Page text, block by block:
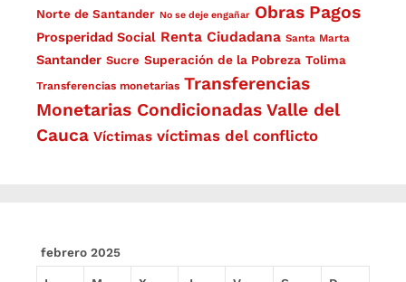
Norte de Santander No se deje engañar Obras Pagos
Prosperidad Social Renta Ciudadana Santa Marta
Santander Sucre Superación de la Pobreza Tolima
Transferencias monetarias Transferencias
Monetarias Condicionadas Valle del
Cauca Víctimas víctimas del conflicto
febrero 2025